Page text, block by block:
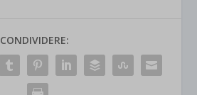
CONDIVIDERE: